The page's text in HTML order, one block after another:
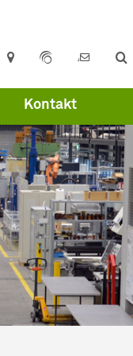
Kontakt